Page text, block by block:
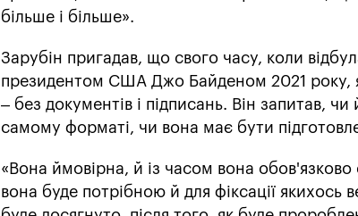
більше і більше».
Зарубін пригадав, що свого часу, коли
президентом США Джо Байденом 2021 року,
– без документів і підписань. Він запитав,
самому форматі, чи вона має бути
«Вона ймовірна, й із часом вона
вона буде потрібною й для фіксації якихось